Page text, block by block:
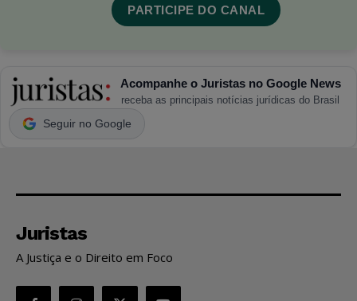
PARTICIPE DO CANAL
Acompanhe o Juristas no Google News
receba as principais notícias jurídicas do Brasil
Seguir no Google
Juristas
A Justiça e o Direito em Foco